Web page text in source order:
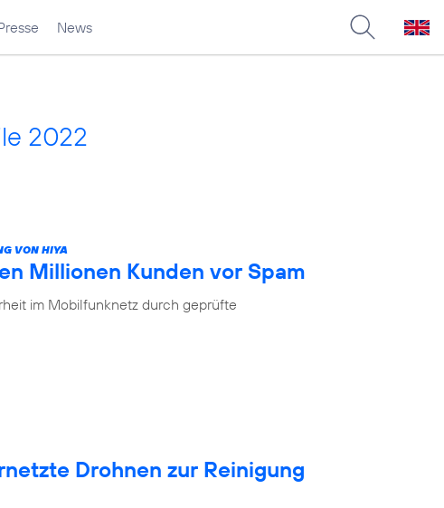
News
2022
VON HIYA
Millionen Kunden vor Spam
im Mobilfunknetz durch geprüfte
Drohnen zur Reinigung